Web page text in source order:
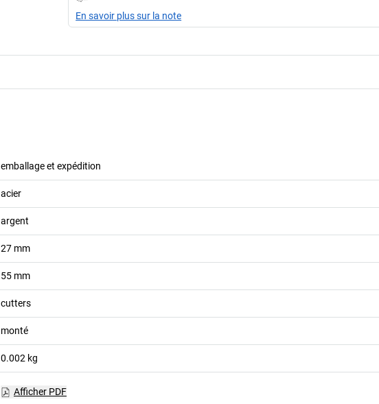
En savoir plus sur la note
emballage et expédition
acier
argent
27 mm
55 mm
cutters
monté
0.002 kg
Afficher PDF